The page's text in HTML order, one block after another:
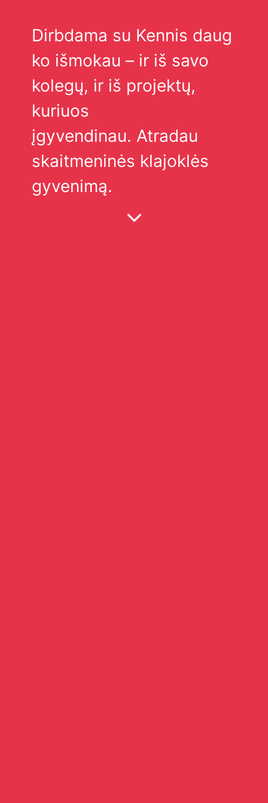
Dirbdama su Kennis daug
ko išmokau – ir iš savo
kolegų, ir iš projektų,
kuriuos
įgyvendinau. Atradau
skaitmeninės klajoklės
gyvenimą.